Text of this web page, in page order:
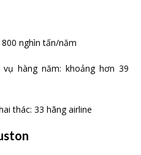
nghìn tấn/năm
hàng năm: khoảng hơn 39
thác: 33 hãng airline